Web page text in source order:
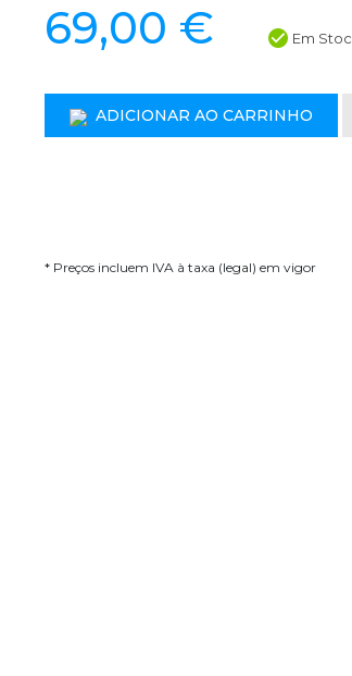
69,00 € Em
ADICIONAR AO CARRINHO
* Preços incluem IVA à taxa (legal) em vigor